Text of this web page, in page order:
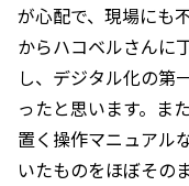
が心配で、現場にも
からハコベルさんに
し、デジタル化の第
ったと思います。ま
置く操作マニュアル
いたものをほぼその